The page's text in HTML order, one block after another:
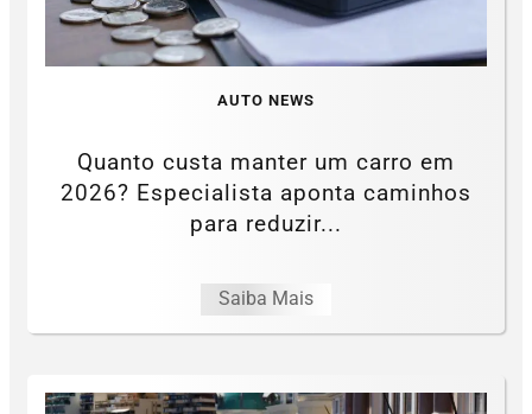
AUTO NEWS
Quanto custa manter um carro em
2026? Especialista aponta caminhos
para reduzir...
Saiba Mais